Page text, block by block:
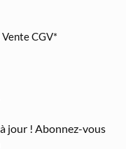
CGV*
jour ! Abonnez-vous